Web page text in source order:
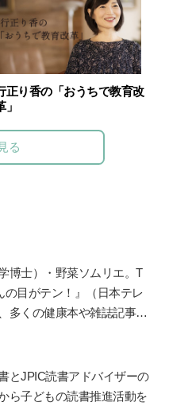
正り香の「おうちで教育改
」
る
博士）・野菜ソムリエ。T
の目がテン！』（日本テレ
多くの健康本や雑誌記事・
は日本野菜ソムリエ協会公
新中。
とJPIC読書アドバイザーの
ら子どもの読書推進活動を